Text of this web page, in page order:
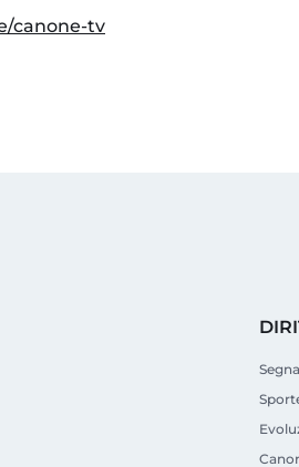
canone-tv